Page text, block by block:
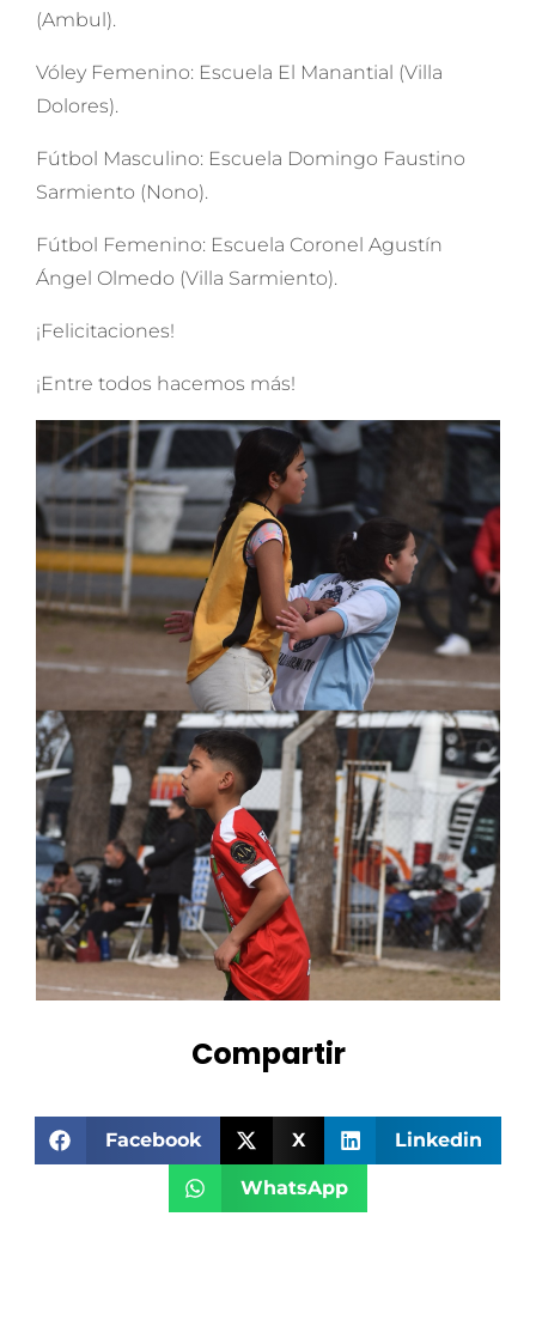
(Ambul).
Vóley Femenino: Escuela El Manantial (Villa
Dolores).
Fútbol Masculino: Escuela Domingo Faustino
Sarmiento (Nono).
Fútbol Femenino: Escuela Coronel Agustín
Ángel Olmedo (Villa Sarmiento).
¡Felicitaciones!
¡Entre todos hacemos más!
Compartir
Facebook X Linkedin
WhatsApp